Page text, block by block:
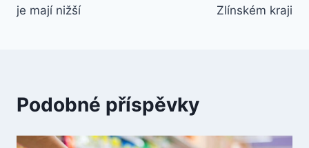
je mají nižší
Zlínském kraji
Podobné příspěvky